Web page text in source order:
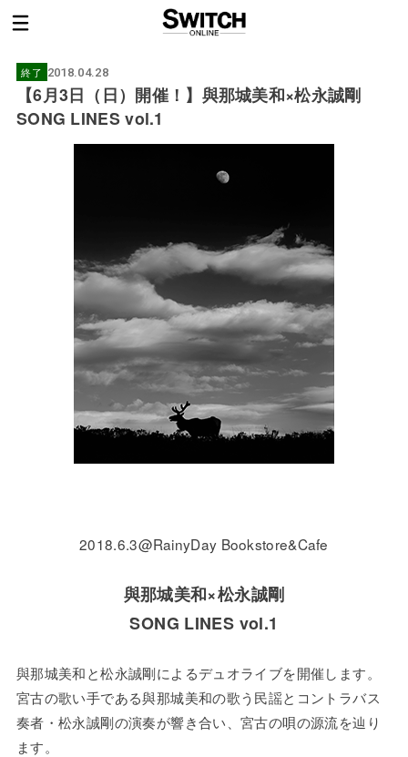
終了 2018.04.28
【6月3日（日）開催！】與那城美和×松永誠剛
SONG LINES vol.1
2018.6.3@RainyDay Bookstore&Cafe
與那城美和×松永誠剛
SONG LINES vol.1
與那城美和と松永誠剛によるデュオライブを開催します。
宮古の歌い手である與那城美和の歌う民謡とコントラバス
奏者・松永誠剛の演奏が響き合い、宮古の唄の源流を辿り
ます。